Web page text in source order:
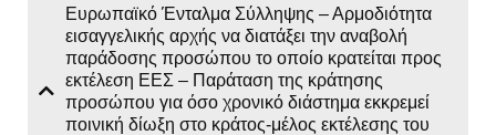
Ευρωπαϊκό Ένταλμα Σύλληψης – Αρμοδιότητα
εισαγγελικής αρχής να διατάξει την αναβολή
παράδοσης προσώπου το οποίο κρατείται προς
εκτέλεση ΕΕΣ – Παράταση της κράτησης
προσώπου για όσο χρονικό διάστημα εκκρεμεί
ποινική δίωξη στο κράτος-μέλος εκτέλεσης του